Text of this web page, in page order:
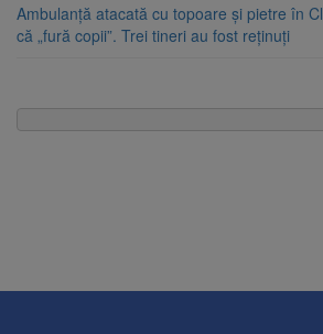
Ambulanță atacată cu topoare și pietre în
că „fură copii”. Trei tineri au fost reținuți